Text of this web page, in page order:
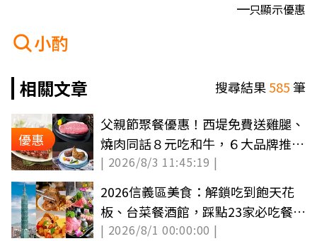
只顯示優惠
小酌
相關文章
搜尋結果585筆
優惠
父親節聚餐優惠！西堤免費送雞腿、
燒肉同話８元吃和牛，６大品牌推薦
整理
| 2026/8/3 11:45:19 |
2026信義區美食：解鎖吃到飽天花
板、台菜餐酒館，踩點23家必吃餐
廳！
| 2026/8/1 00:00:00 |